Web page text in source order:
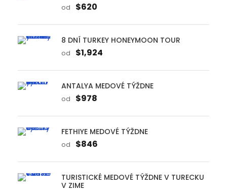
od $620
8 DNÍ TURKEY HONEYMOON TOUR
od $1,924
ANTALYA MEDOVÉ TÝŽDNE
od $978
FETHIYE MEDOVÉ TÝŽDNE
od $846
TURISTICKÉ MEDOVÉ TÝŽDNE V TURECKU
V ZIME